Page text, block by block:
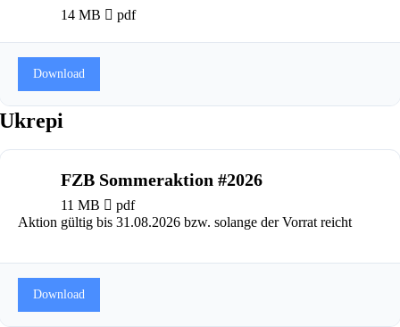
14 MB pdf
Download
Ukrepi
FZB Sommeraktion #2026
11 MB
pdf
Aktion gültig bis 31.08.2026 bzw. solange der Vorrat reicht
Download